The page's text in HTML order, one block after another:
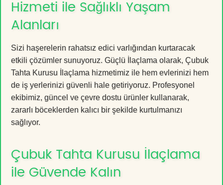
Hizmeti ile Sağlıklı Yaşam
Alanları
Sizi haşerelerin rahatsız edici varlığından kurtaracak
etkili çözümler sunuyoruz. Güçlü İlaçlama olarak, Çubuk
Tahta Kurusu İlaçlama hizmetimiz ile hem evlerinizi hem
de iş yerlerinizi güvenli hale getiriyoruz. Profesyonel
ekibimiz, güncel ve çevre dostu ürünler kullanarak,
zararlı böceklerden kalıcı bir şekilde kurtulmanızı
sağlıyor.
Çubuk Tahta Kurusu İlaçlama
ile Güvende Kalın